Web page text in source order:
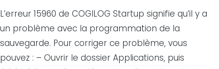
L’erreur 15960 de COGILOG Startup signifie qu’il y a
un problème avec la programmation de la
sauvegarde. Pour corriger ce problème, vous
pouvez : – Ouvrir le dossier Applications, puis